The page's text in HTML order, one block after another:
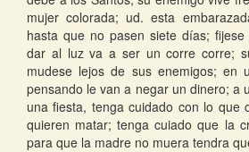
mujer colorada; ud. esta
hasta que no pasen siete días;
dar al luz va a ser un corre corre;
mudese lejos de sus enemigos; en
pensando le van a negar un dinero; a
una fiesta, tenga cuidado con lo que
quieren matar; tenga cuiado que la
para que la madre no muera tendra